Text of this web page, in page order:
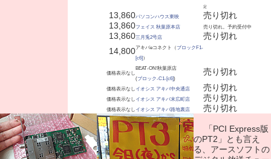
定
13,860パソコンハウス東映
売り切れ
13,860フェイス 秋葉原本店 売り切れ。予約受付中
13,860三月兎2号店
売り切れ
14,800アキバeコネクト（ブロックF1-
[c6] ）
価格表示なし
BEAT-ON!秋葉原店
(ブロック-C1-[c6])
売り切れ
価格表示なし イオシス アキバ中央通店 売り切れ
価格表示なし イオシス アキバ末広町店 売り切れ
価格表示なし イオシス アキバ路地裏店 売り切れ
「PCI Express版
のPT2」とも言え
る、アースソフトの